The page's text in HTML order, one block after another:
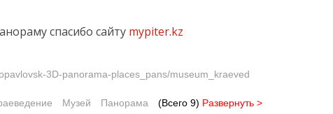
спасибо сайту mypiter.kz
3D-panorama-places_pans/museum_kraeved
Музей Панорама (Всего 9) Развернуть >